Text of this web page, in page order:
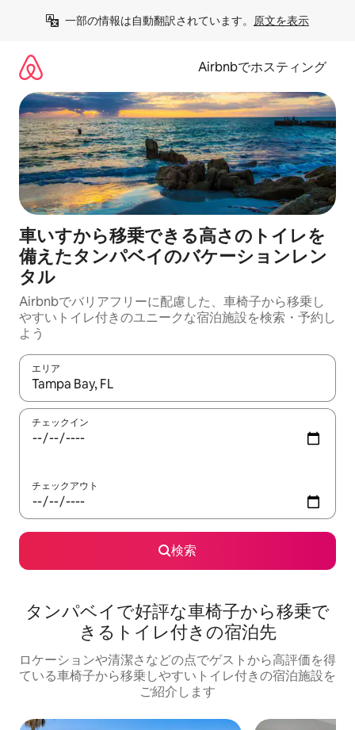
一部の情報は自動翻訳されています。 原文を表示
Airbnbでホスティング
車いすから移乗できる高さのトイレを
備えたタンパベイのバケーションレン
タル
Airbnbでバリアフリーに配慮した、車椅子から移乗し
やすいトイレ付きのユニークな宿泊施設を検索・予約し
よう
エリア
検索結果が表示されたら、上下の矢印キーを使って移動するか
チェックイン
チェックアウト
検索
タンパベイで好評な車椅子から移乗で
きるトイレ付きの宿泊先
ロケーションや清潔さなどの点でゲストから高評価を得
ている車椅子から移乗しやすいトイレ付きの宿泊施設を
ご紹介します